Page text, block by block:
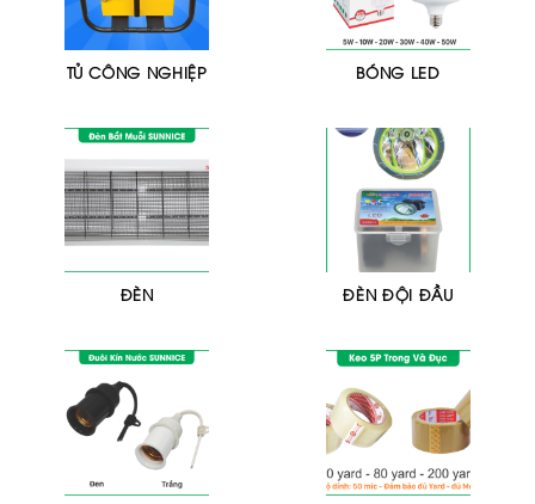
TỦ CÔNG NGHIỆP BÓNG LED
ĐÈN ĐÈN ĐỘI ĐẦU